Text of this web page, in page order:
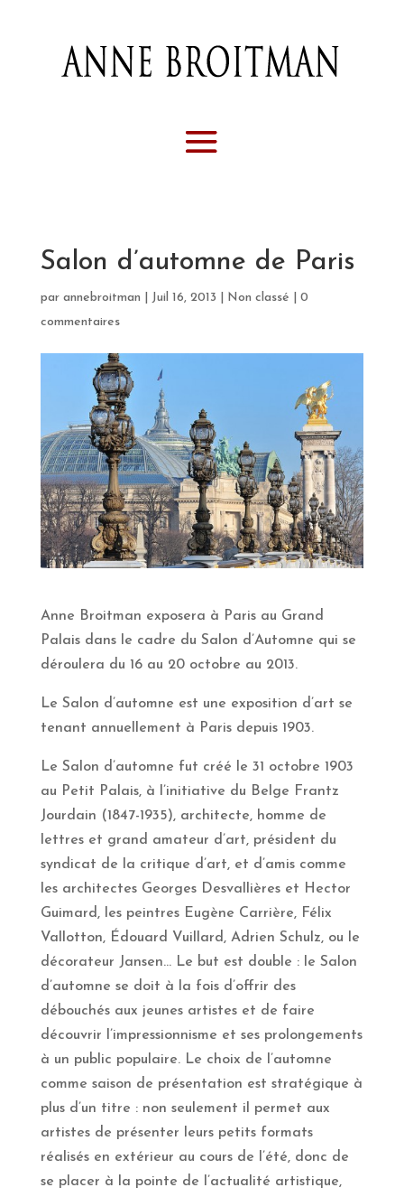
Salon d’automne de Paris
par annebroitman Juil 16, 2013 Non classé
0
commentaires
Anne Broitman exposera à Paris au Grand
Palais dans le cadre du Salon d’Automne qui se
déroulera du 16 au 20 octobre au 2013.
Le Salon d’automne est une exposition d’art se
tenant annuellement à Paris depuis 1903.
Le Salon d’automne fut créé le 31 octobre 1903
au Petit Palais, à l’initiative du Belge Frantz
Jourdain (1847-1935), architecte, homme de
lettres et grand amateur d’art, président du
syndicat de la critique d’art, et d’amis comme
les architectes Georges Desvallières et Hector
Guimard, les peintres Eugène Carrière, Félix
Vallotton, Édouard Vuillard, Adrien Schulz, ou le
décorateur Jansen… Le but est double : le Salon
d’automne se doit à la fois d’offrir des
débouchés aux jeunes artistes et de faire
découvrir l’impressionnisme et ses prolongements
à un public populaire. Le choix de l’automne
comme saison de présentation est stratégique à
plus d’un titre : non seulement il permet aux
artistes de présenter leurs petits formats
réalisés en extérieur au cours de l’été, donc de
se placer à la pointe de l’actualité artistique,